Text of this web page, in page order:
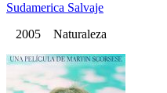
Sudamerica Salvaje
2005 Naturaleza